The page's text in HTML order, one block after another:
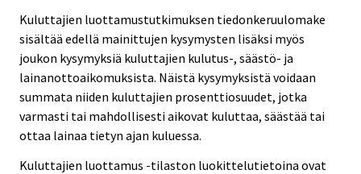
Kuluttajien luottamustutkimuksen tiedonkeruulomake
sisältää edellä mainittujen kysymysten lisäksi myös
joukon kysymyksiä kuluttajien kulutus-, säästö- ja
lainanottoaikomuksista. Näistä kysymyksistä voidaan
summata niiden kuluttajien prosenttiosuudet, jotka
varmasti tai mahdollisesti aikovat kuluttaa, säästää tai
ottaa lainaa tietyn ajan kuluessa.
Kuluttajien luottamus -tilaston luokittelutietoina ovat